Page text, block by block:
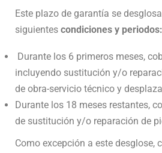
Este plazo de garantía se
siguientes condiciones y periodos:
Durante los 6 primeros meses,
incluyendo sustitución y/o
de obra-servicio técnico y
Durante los 18 meses restantes,
de sustitución y/o reparación de
Como excepción a este desglose,